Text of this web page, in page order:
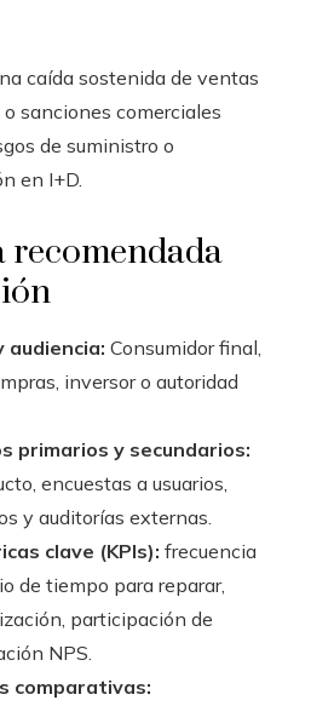
caída sostenida de ventas
sanciones comerciales
de suministro o
en I+D.
recomendada
audiencia: Consumidor final,
inversor o autoridad
primarios y secundarios:
encuestas a usuarios,
y auditorías externas.
clave (KPIs): frecuencia
de tiempo para reparar,
participación de
NPS.
comparativas: